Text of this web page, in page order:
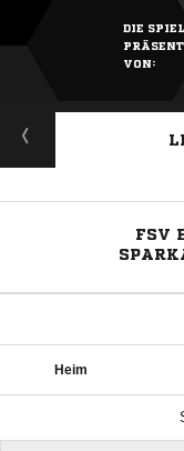
DIE
VON:
FSV
Heim